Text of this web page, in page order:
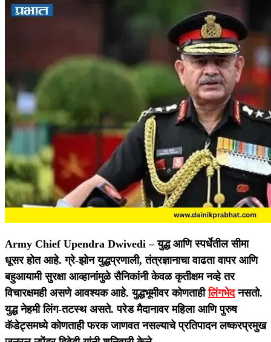
Army Chief Upendra Dwivedi –युद्ध आणि स्पर्धेतील सीमा
धूसर होत आहे. ग्रे-झोन युद्धप्रणाली, तंत्रज्ञानाचा वाढता वापर आणि
बहुआयामी सुरक्षा आव्हानांमुळे सैनिकांनी केवळ कृतीक्षम नव्हे तर
विचारक्षमही असणे आवश्यक आहे. युद्धभूमीवर कोणताहीलिंगभेदनसतो.
युद्ध नेहमी लिंग-तटस्थ असते. परेड मैदानावर महिला आणि पुरुष
कॅडेट्समध्ये कोणताही फरक जाणवत नसल्याचे प्रतिपादन लष्करप्रमुख